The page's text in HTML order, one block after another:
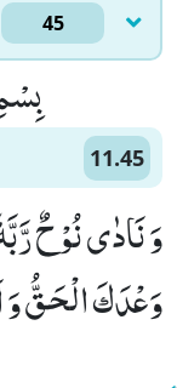
45
11.45
وَ نَادٰى نُوْحٌ
وَعْدَكَ الْحَقُّ وَ